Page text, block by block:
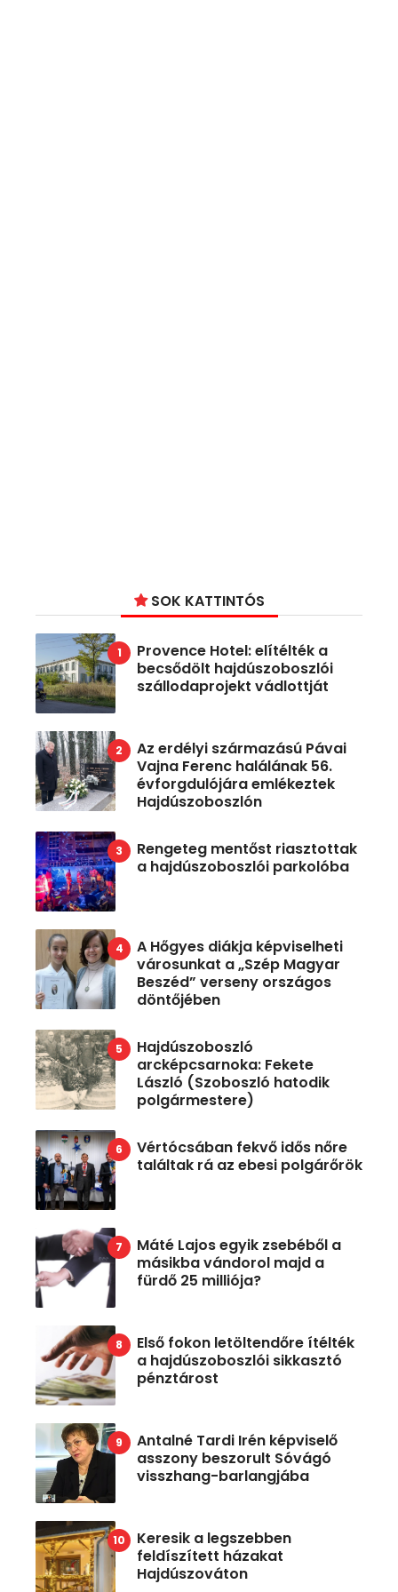
SOK KATTINTÓS
Provence Hotel: elítélték a
becsődölt hajdúszoboszlói
szállodaprojekt vádlottját
Az erdélyi származású Pávai
Vajna Ferenc halálának 56.
évforgdulójára emlékeztek
Hajdúszoboszlón
Rengeteg mentőst riasztottak
a hajdúszoboszlói parkolóba
A Hőgyes diákja képviselheti
városunkat a „Szép Magyar
Beszéd” verseny országos
döntőjében
Hajdúszoboszló
arcképcsarnoka: Fekete
László (Szoboszló hatodik
polgármestere)
Vértócsában fekvő idős nőre
találtak rá az ebesi polgárőrök
Máté Lajos egyik zsebéből a
másikba vándorol majd a
fürdő 25 milliója?
Első fokon letöltendőre ítélték
a hajdúszoboszlói sikkasztó
pénztárost
Antalné Tardi Irén képviselő
asszony beszorult Sóvágó
visszhang-barlangjába
Keresik a legszebben
feldíszített házakat
Hajdúszováton